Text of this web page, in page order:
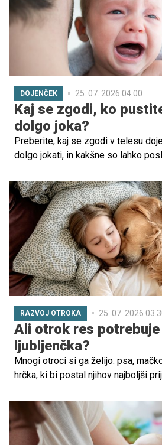
starši k temu procesu prijazno in
DOJENČEK 25. 07. 2026 04.00
Kaj se zgodi, ko
dolgo joka?
Preberite, kaj se zgodi v telesu
dolgo jokati, in kakšne so lahko
RAZVOJ OTROKA 25. 07. 2026
Ali otrok res potrebuje
ljubljenčka?
Mnogi otroci si ga želijo: psa,
hrčka, ki bi postal njihov najboljši
otroku res koristil ali bo postal le
odrasle?